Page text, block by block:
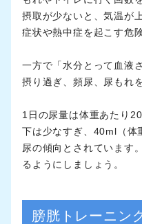
摂取が少ないと、気温が
症状や熱中症を起こす危
一方で「水分とって血液
摂り過ぎ、頻尿、尿もれ
1日の尿量は体重あたり
下は少なすぎ、40ml（
尿の傾向とされています
るようにしましょう。
膀胱トレーニン